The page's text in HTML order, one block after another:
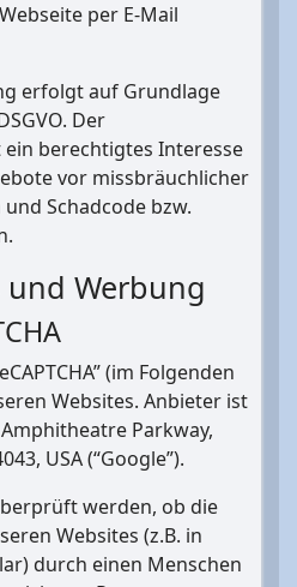
per E-Mail
erfolgt auf Grundlage
Der
berechtigtes Interesse
vor missbräuchlicher
Schadcode bzw.
und Werbung
(im Folgenden
Websites. Anbieter ist
Parkway,
USA (“Google”).
werden, ob die
Websites (z.B. in
durch einen Menschen